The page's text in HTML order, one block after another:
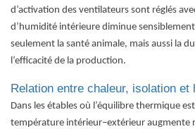
d’activation des ventilateurs sont réglés
d’humidité intérieure diminue
seulement la santé animale, mais aussi la
l’efficacité de la production.
Relation entre chaleur, isolation et
Dans les étables où l’équilibre thermique
température intérieur–extérieur augmente